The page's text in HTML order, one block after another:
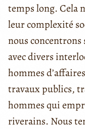
temps long. Cela
leur complexité
nous
avec divers
hommes
travaux publics,
hommes qui
riverains. Nous